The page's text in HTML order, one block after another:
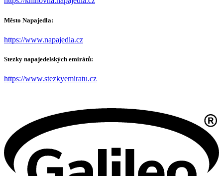
Město Napajedla:
https://www.napajedla.cz
Stezky napajedelských emirátů:
https://www.stezkyemiratu.cz